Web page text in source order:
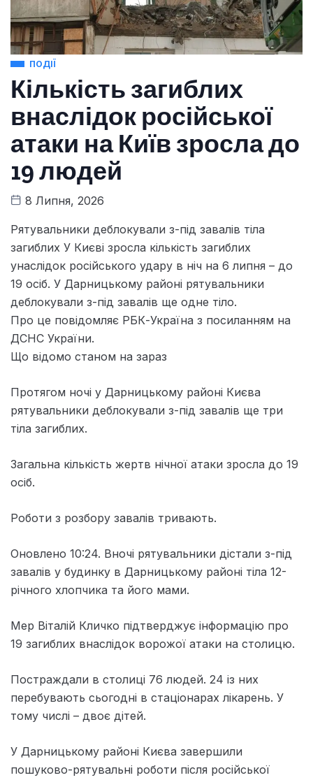
ПОДІЇ
Кількість загиблих
внаслідок російської
атаки на Київ зросла до
19 людей
8 Липня, 2026
Рятувальники деблокували з-під завалів тіла
загиблих У Києві зросла кількість загиблих
унаслідок російського удару в ніч на 6 липня – до
19 осіб. У Дарницькому районі рятувальники
деблокували з-під завалів ще одне тіло.
Про це повідомляє РБК-Україна з посиланням на
ДСНС України.
Що відомо станом на зараз
Протягом ночі у Дарницькому районі Києва
рятувальники деблокували з-під завалів ще три
тіла загиблих.
Загальна кількість жертв нічної атаки зросла до 19
осіб.
Роботи з розбору завалів тривають.
Оновлено 10:24. Вночі рятувальники дістали з-під
завалів у будинку в Дарницькому районі тіла 12-
річного хлопчика та його мами.
Мер Віталій Кличко підтверджує інформацію про
19 загиблих внаслідок ворожої атаки на столицю.
Постраждали в столиці 76 людей. 24 із них
перебувають сьогодні в стаціонарах лікарень. У
тому числі – двоє дітей.
У Дарницькому районі Києва завершили
пошуково-рятувальні роботи після російської